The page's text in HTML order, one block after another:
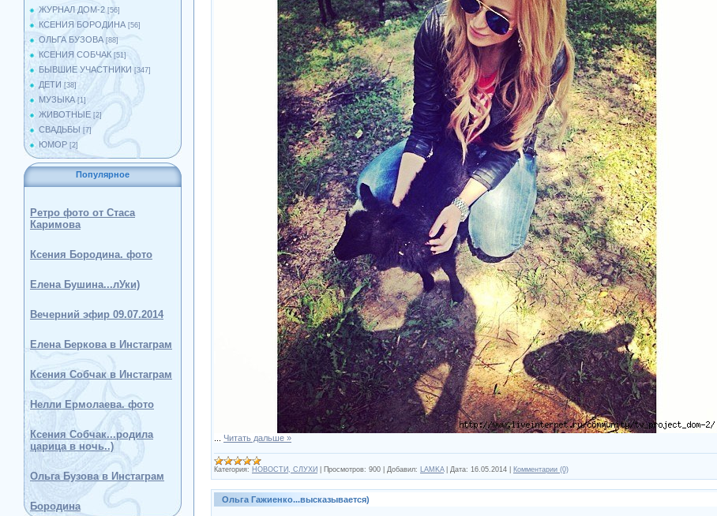
ЖУРНАЛ ДОМ-2 [56]
КСЕНИЯ БОРОДИНА [56]
ОЛЬГА БУЗОВА [88]
КСЕНИЯ СОБЧАК [51]
БЫВШИЕ УЧАСТНИКИ [347]
ДЕТИ [38]
МУЗЫКА [1]
ЖИВОТНЫЕ [2]
СВАДЬБЫ [7]
ЮМОР [2]
Популярное
Ретро фото от Стаса
Каримова
Ксения Бородина. фото
Елена Бушина...лУки)
Вечерний эфир 09.07.2014
Елена Беркова в Инстаграм
Ксения Собчак в Инстаграм
Нелли Ермолаева. фото
Ксения Собчак...родила
царица в ночь..)
Ольга Бузова в Инстаграм
Бородина
Читать дальше »
Категория: НОВОСТИ, СЛУХИ Просмотров: 900 Добавил: LAMKA Дата: 16.05.2014 Комментарии (0)
Ольга Гажиенко...высказывается)